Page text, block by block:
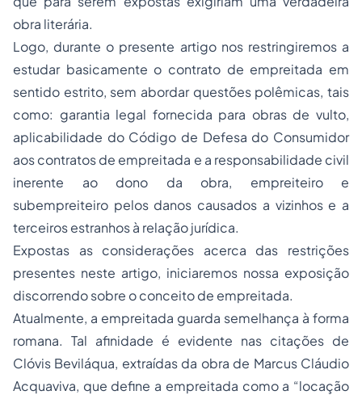
obra literária.
Logo, durante o presente artigo nos restringiremos a
estudar basicamente o contrato de empreitada em
sentido estrito, sem abordar questões polêmicas, tais
como: garantia legal fornecida para obras de vulto,
aplicabilidade do Código de Defesa do Consumidor
aos contratos de empreitada e a responsabilidade civil
inerente ao dono da obra, empreiteiro e
subempreiteiro pelos danos causados a vizinhos e a
terceiros estranhos à relação jurídica.
Expostas as considerações acerca das restrições
presentes neste artigo, iniciaremos nossa exposição
discorrendo sobre o conceito de empreitada.
Atualmente, a empreitada guarda semelhança à forma
romana. Tal afinidade é evidente nas citações de
Clóvis Beviláqua, extraídas da obra de Marcus Cláudio
Acquaviva, que define a empreitada como a “locação